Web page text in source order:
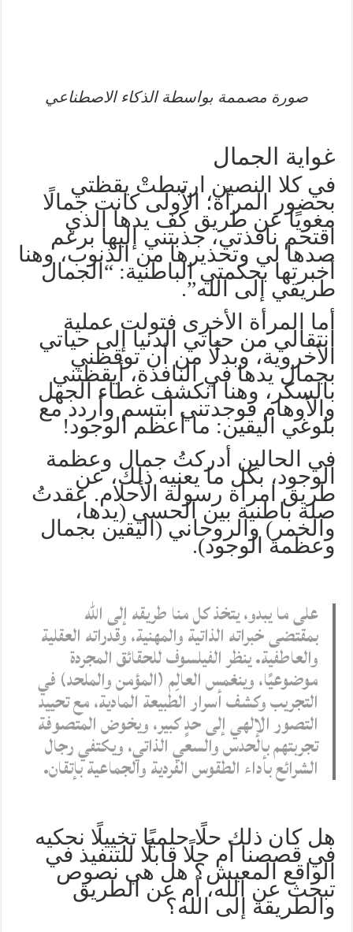
صورة مصممة بواسطة الذكاء الاصطناعي
غواية الجمال
في كلا النصين ارتبطتْ يقظتي
بحضور المرأة؛ الأولى كانت جمالًا
مغويًا عن طريق كف يدها الذي
اقتحم نافذتي، جذبتني إليها برغم
صدها لي وتحذيرها من الذنوب، وهنا
أخبرتها بحكمتي الباطنية: “الجمال
طريقي إلى الله”.
أما المرأة الأخرى فتولت عملية
انتقالي من حياتي الدنيا إلى حياتي
الأخروية، وبدلًا من أن توقظني
بجمال يدها في النافذة، أيقظتني
بالسكر، وهنا انكشف غطاء الجهل
والأوهام فوجدتني أبتسم وأردد مع
بلوغي اليقين: ما أعظم الوجود!
في الحالين أدركتُ جمال وعظمة
الوجود، بكل ما يعنيه ذلك، عن
طريق امرأة رسولة الأحلام. عقدتُ
صلة باطنية بين الحسي (يدها،
والخمر) والروحاني (اليقين بجمال
وعظمة الوجود).
على ما يبدو، يتخذ كل منا طريقه إلى الله
بمقتضى خبراته الذاتية والمهنية، وقدراته العقلية
والعاطفية. ينظر الفيلسوف للحقائق المجردة
موضوعيًا، وينغمس العالِم (المؤمن والملحد) في
التجريب وكشف أسرار الطبيعة المادية، مع تحييد
التصور الإلهي إلى حدٍ كبير، ويخوض المتصوفة
تجربتهم بالحدس والسعي الذاتي، ويكتفي رجال
الشرائع بأداء الطقوس الفردية والجماعية بإتقان.
هل كان ذلك حلًا حلميًا تخييلًا نحكيه
في قصصنا أم حلًا قابلًا للتنفيذ في
الواقع المعيش؟ هل هي نصوص
تبحث عن الله، أم عن الطريق
والطريقة إلى الله؟